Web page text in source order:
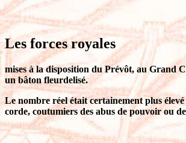
Les forces royales
mises à la disposition du Prévôt, au Grand
un bâton fleurdelisé.
Le nombre réel était certainement plus
corde, coutumiers des abus de pouvoir ou